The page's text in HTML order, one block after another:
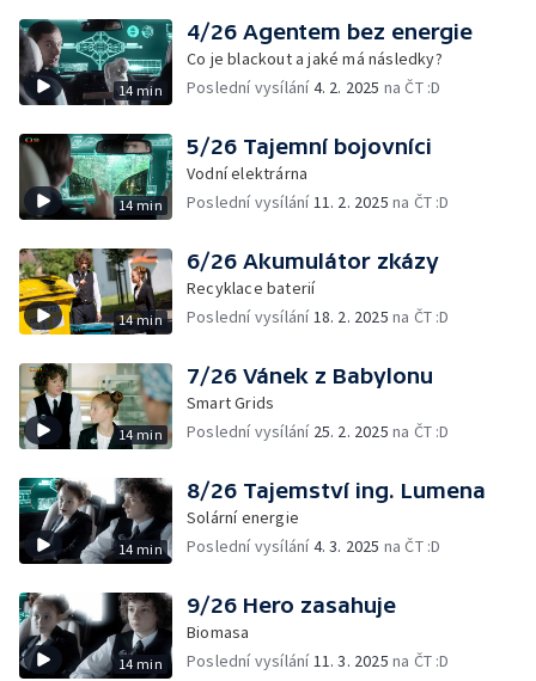
14 min
4/26 Agentem bez energie
Co je blackout a jaké má následky?
Poslední vysílání4. 2. 2025 na ČT :D
14 min
5/26 Tajemní bojovníci
Vodní elektrárna
Poslední vysílání11. 2. 2025 na ČT :D
14 min
6/26 Akumulátor zkázy
Recyklace baterií
Poslední vysílání18. 2. 2025 na ČT :D
14 min
7/26 Vánek z Babylonu
Smart Grids
Poslední vysílání 25. 2. 2025 na ČT :D
14 min
8/26 Tajemství ing. Lumena
Solární energie
Poslední vysílání4. 3. 2025 na ČT :D
14 min
9/26 Hero zasahuje
Biomasa
Poslední vysílání11. 3. 2025 na ČT :D